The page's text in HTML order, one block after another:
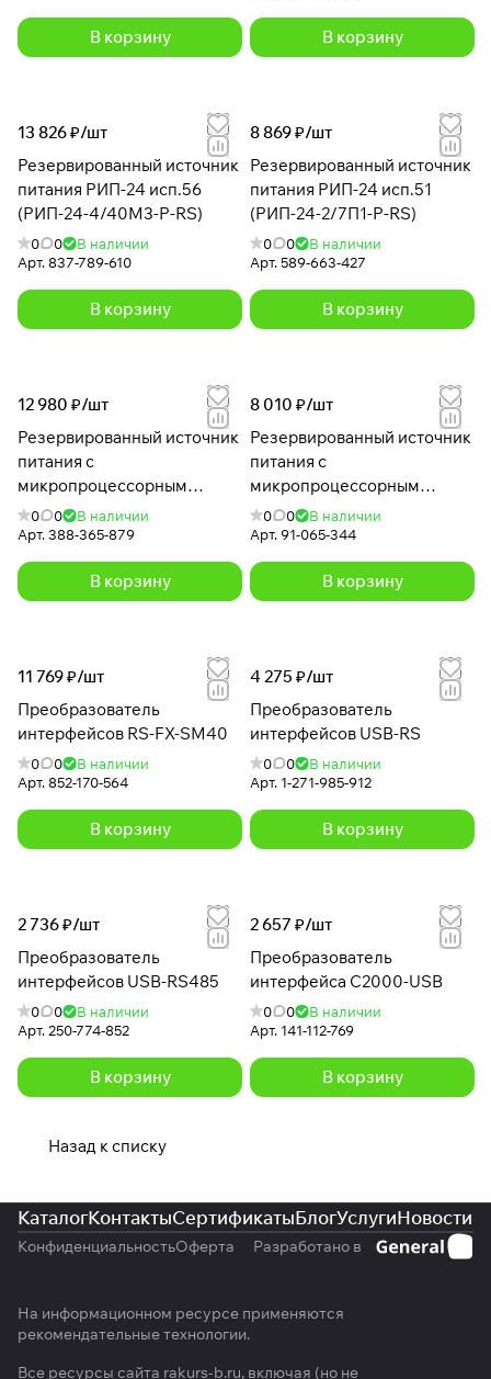
В корзину В корзину
13 826 ₽/шт
Резервированный источник
питания РИП-24 исп.56
(РИП-24-4/40М3-Р-RS)
0 0
В наличии
Арт.837-789-610
В корзину
8 869 ₽/шт
Резервированный источник
питания РИП-24 исп.51
(РИП-24-2/7П1-Р-RS)
0 0
В наличии
Арт.589-663-427
В корзину
12 980 ₽/шт
Резервированный источник
питания с
микропроцессорным
управлением РИП-24
исп.06 (РИП-24-4/40М3-Р)
0 0
В наличии
Арт.388-365-879
В корзину
8 010 ₽/шт
Резервированный источник
питания с
микропроцессорным
управлением РИП-24
исп.01 (РИП-24-3/7М4)
0 0
В наличии
Арт.91-065-344
В корзину
11 769 ₽/шт
Преобразователь
интерфейсов RS-FX-SM40
0 0
В наличии
Арт.852-170-564
В корзину
4 275 ₽/шт
Преобразователь
интерфейсов USB-RS
0 0
В наличии
Арт. 1-271-985-912
В корзину
2 736 ₽/шт
Преобразователь
интерфейсов USB-RS485
0 0
В наличии
Арт.250-774-852
В корзину
2 657 ₽/шт
Преобразователь
интерфейса С2000-USB
0 0
В наличии
Арт. 141-112-769
В корзину
Назад к списку
КаталогКонтактыСертификатыБлогУслугиНовости
КонфиденциальностьОферта Разработано в
На информационном ресурсе применяются
рекомендательные технологии.
Все ресурсы сайта rakurs-b.ru, включая (но не